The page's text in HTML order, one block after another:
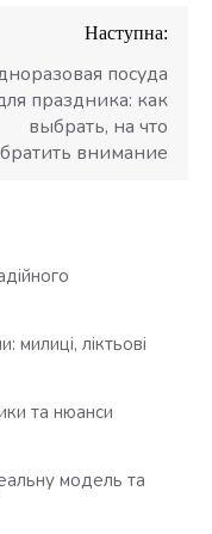
Наступна:
посуда
праздника: как
выбрать, на что
внимание
милиці, ліктьові
та нюанси
модель та